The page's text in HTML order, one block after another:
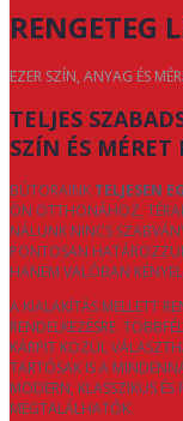
RENGETEG
EZER SZÍN, ANYAG ÉS
TELJES
SZÍN ÉS
BÚTORAINK TELJESEN
ÖN OTTHONÁHOZ,
NÁLUNK NINCS
PONTOSAN
HANEM VALÓBAN
A KIALAKÍTÁS MELLETT
RENDELKEZÉSRE.
KÁRPIT KÖZÜL
TARTÓSAK IS A
MODERN, KLASSZIKUS
MEGTALÁLHATÓK.